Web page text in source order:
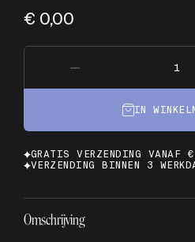
€ 0,00
IN
GRATIS VERZENDING VANAF
VERZENDING BINNEN 3
Omschrijving